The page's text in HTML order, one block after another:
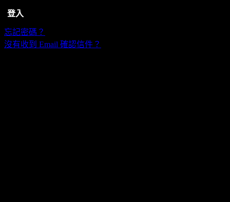
登入
忘記密碼？
沒有收到 Email 確認信件？